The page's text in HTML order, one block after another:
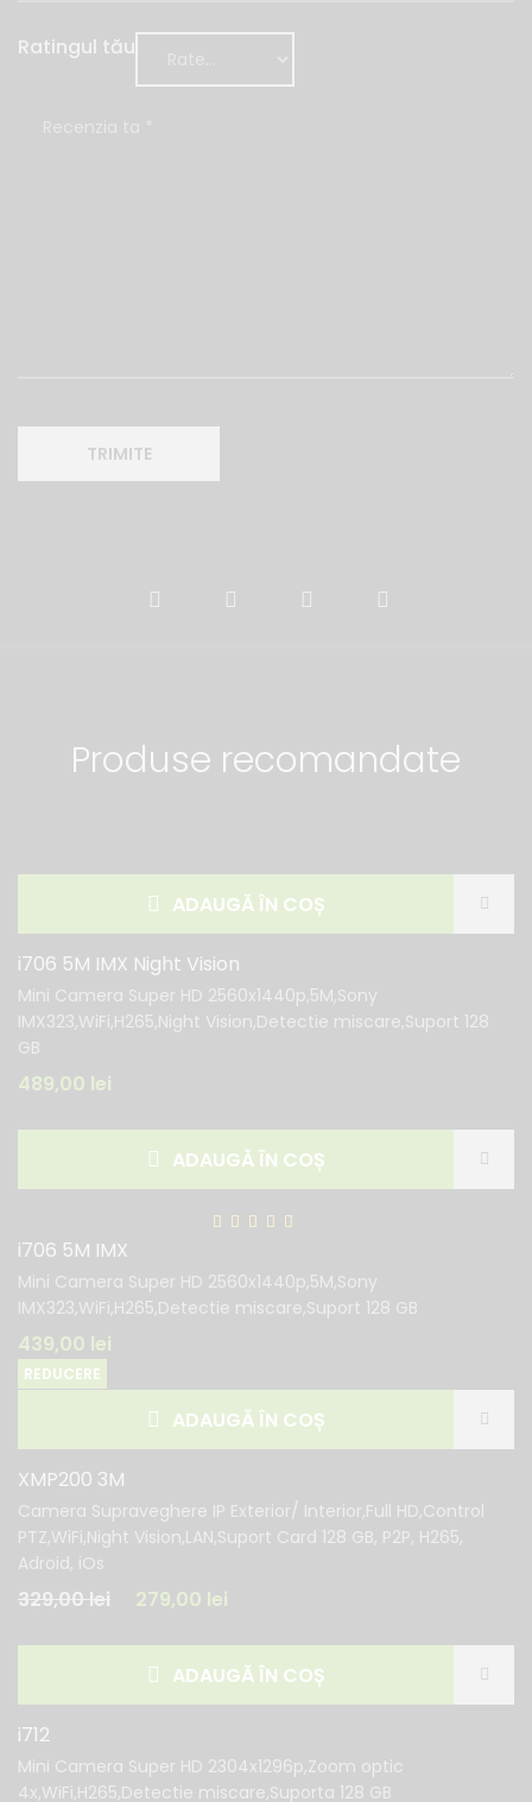
Ratingul tău
Produse recomandate
ADAUGĂ ÎN COȘ
i706 5M IMX Night Vision
Mini Camera Super HD 2560x1440p,5M,Sony
IMX323,WiFi,H265,Night Vision,Detectie miscare,Suport 128
GB
489,00 lei
ADAUGĂ ÎN COȘ
i706 5M IMX
Mini Camera Super HD 2560x1440p,5M,Sony
IMX323,WiFi,H265,Detectie miscare,Suport 128 GB
439,00 lei
REDUCERE
ADAUGĂ ÎN COȘ
XMP200 3M
Camera Supraveghere IP Exterior/ Interior,Full HD,Control
PTZ,WiFi,Night Vision,LAN,Suport Card 128 GB, P2P, H265,
Adroid, iOs
329,00lei 279,00 lei
ADAUGĂ ÎN COȘ
i712
Mini Camera Super HD 2304x1296p,Zoom optic
4x,WiFi,H265,Detectie miscare,Suporta 128 GB